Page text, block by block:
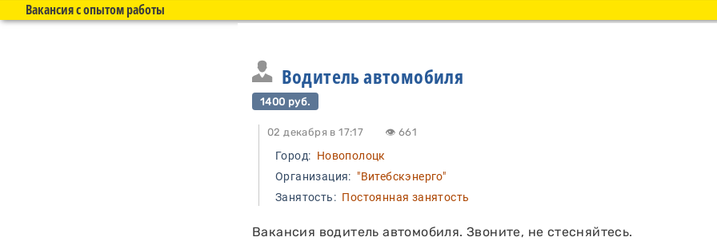
Вакансия с опытом работы
Водитель автомобиля
1400 руб.
02 декабря в 17:17 👁 661
Город: Новополоцк
Организация: "Витебскэнерго"
Занятость: Постоянная занятость
Вакансия водитель автомобиля. Звоните, не стесняйтесь.